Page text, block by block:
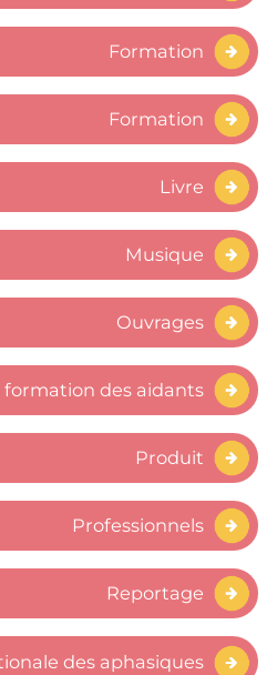
Formation
Formation
Livre
Musique
Ouvrages
formation des aidants
Produit
Professionnels
Reportage
des aphasiques